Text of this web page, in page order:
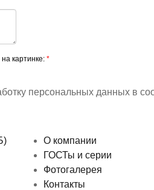
картинке: *
персональных данных в
О компании
ГОСТы и серии
Фотогалерея
Контакты